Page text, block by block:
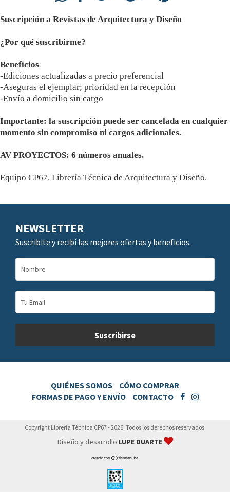
Suscripción a Revistas de Arquitectura y Diseño
¿Por qué suscribirme?
Beneficios
-Ediciones actualizadas a precio preferencial
-Aseguras el ejemplar; prioridad en la recepción
-Envío a domicilio sin cargo
Importante: la suscripción puede ser cancelada en cualquier
momento sin compromiso ni cargos adicionales.
AV PROYECTOS: 6 números anuales.
Equipo CP67. Librería Técnica de Arquitectura y Diseño.
NEWSLETTER
Suscribite y recibí las mejores ofertas y beneficios.
QUIÉNES SOMOS
CÓMO COMPRAR
FORMAS DE PAGO Y ENVÍO
CONTACTO
Copyright Librería Técnica CP67 - 2026. Todos los derechos reservados.
Diseño y desarrollo LUPE DUARTE